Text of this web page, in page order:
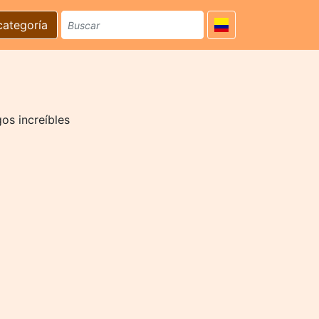
increíbles